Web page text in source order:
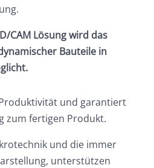
CAM Lösung wird das
Bauteile in
und garantiert
zum fertigen Produkt.
und die immer
unterstützen